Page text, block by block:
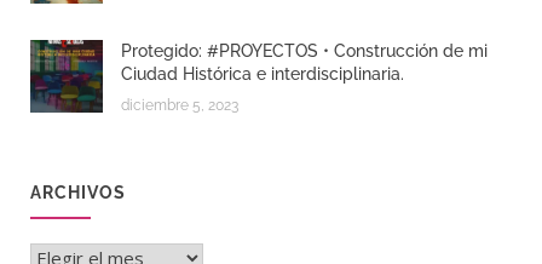
Protegido: #PROYECTOS • Construcción de mi
Ciudad Histórica e interdisciplinaria.
diciembre 5, 2023
ARCHIVOS
Archivos